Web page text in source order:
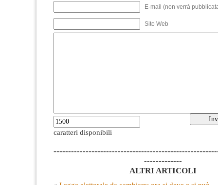
E-mail (non verrà
Sito Web
caratteri disponibili
-------------
ALTRI ARTICOLI